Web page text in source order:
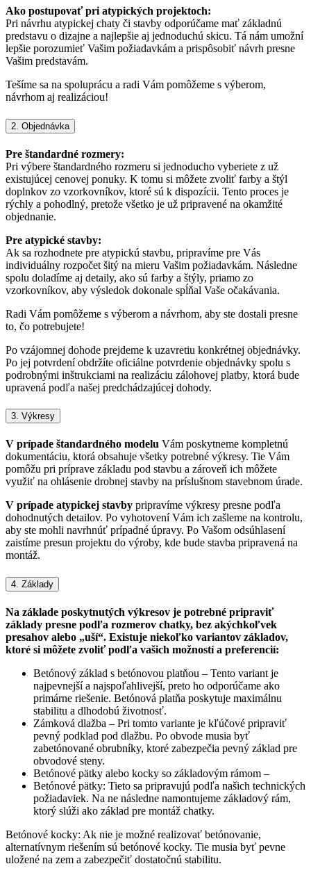
Ako postupovať pri atypických projektoch:
Pri návrhu atypickej chaty či stavby odporúčame mať základnú
predstavu o dizajne a najlepšie aj jednoduchú skicu. Tá nám umožní
lepšie porozumieť Vašim požiadavkám a prispôsobiť návrh presne
Vašim predstavám.
Tešíme sa na spoluprácu a radi Vám pomôžeme s výberom,
návrhom aj realizáciou!
2. Objednávka
Pre štandardné rozmery:
Pri výbere štandardného rozmeru si jednoducho vyberiete z už
existujúcej cenovej ponuky. K tomu si môžete zvoliť farby a štýl
doplnkov zo vzorkovníkov, ktoré sú k dispozícii. Tento proces je
rýchly a pohodlný, pretože všetko je už pripravené na okamžité
objednanie.
Pre atypické stavby:
Ak sa rozhodnete pre atypickú stavbu, pripravíme pre Vás
individuálny rozpočet šitý na mieru Vašim požiadavkám. Následne
spolu doladíme aj detaily, ako sú farby a štýly, priamo zo
vzorkovníkov, aby výsledok dokonale spĺňal Vaše očakávania.
Radi Vám pomôžeme s výberom a návrhom, aby ste dostali presne
to, čo potrebujete!
Po vzájomnej dohode prejdeme k uzavretiu konkrétnej objednávky.
Po jej potvrdení obdržíte oficiálne potvrdenie objednávky spolu s
podrobnými inštrukciami na realizáciu zálohovej platby, ktorá bude
upravená podľa našej predchádzajúcej dohody.
3. Výkresy
V prípade štandardného modelu Vám poskytneme kompletnú
dokumentáciu, ktorá obsahuje všetky potrebné výkresy. Tie Vám
pomôžu pri príprave základu pod stavbu a zároveň ich môžete
využiť na ohlásenie drobnej stavby na príslušnom stavebnom úrade.
V prípade atypickej stavby pripravíme výkresy presne podľa
dohodnutých detailov. Po vyhotovení Vám ich zašleme na kontrolu,
aby ste mohli navrhnúť prípadné úpravy. Po Vašom odsúhlasení
zaistíme presun projektu do výroby, kde bude stavba pripravená na
montáž.
4. Základy
Na základe poskytnutých výkresov je potrebné pripraviť
základy presne podľa rozmerov chatky, bez akýchkoľvek
presahov alebo „uší“. Existuje niekoľko variantov základov,
ktoré si môžete zvoliť podľa vašich možností a preferencií:
Betónový základ s betónovou platňou – Tento variant je
najpevnejší a najspoľahlivejší, preto ho odporúčame ako
primárne riešenie. Betónová platňa poskytuje maximálnu
stabilitu a dlhodobú životnosť.
Zámková dlažba – Pri tomto variante je kľúčové pripraviť
pevný podklad pod dlažbu. Po obvode musia byť
zabetónované obrubníky, ktoré zabezpečia pevný základ pre
obvodové steny.
Betónové pätky alebo kocky so základovým rámom –
Betónové pätky: Tieto sa pripravujú podľa našich technických
požiadaviek. Na ne následne namontujeme základový rám,
ktorý slúži ako základ pre montáž chatky.
Betónové kocky: Ak nie je možné realizovať betónovanie,
alternatívnym riešením sú betónové kocky. Tie musia byť pevne
uložené na zem a zabezpečiť dostatočnú stabilitu.